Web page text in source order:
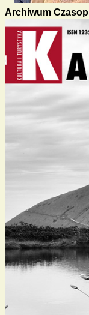
Archiwum